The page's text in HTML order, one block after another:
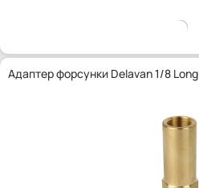
Адаптер форсунки Delavan 1/8 Long